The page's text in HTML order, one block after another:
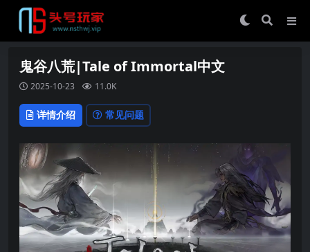
鬼谷八荒|Tale of Immortal中文
2025-10-23 11.0K
详情介绍 常见问题